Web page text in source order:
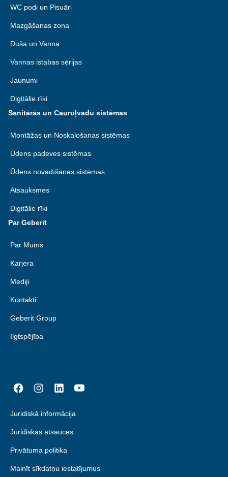
WC podi un Pisuāri
Mazgāšanas zona
Duša un Vanna
Vannas istabas sērijas
Jaunumi
Digitālie rīki
Sanitārās un Cauruļvadu sistēmas
Montāžas un Noskalošanas sistēmas
Ūdens padeves sistēmas
Ūdens novadīšanas sistēmas
Atsauksmes
Digitālie rīki
Par Geberit
Par Mums
Karjera
Mediji
Kontakti
Geberit Group
Ilgtspējība
Juridiskā informācija
Juridiskās atsauces
Privātuma politika
Mainīt sīkdatņu iestatījumus